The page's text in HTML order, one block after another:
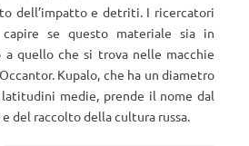
dell’impatto e detriti. I ricercatori
se questo materiale sia in
a quello che si trova nelle macchie
Kupalo, che ha un diametro
medie, prende il nome dal
del raccolto della cultura russa.